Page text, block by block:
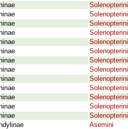
Solenopterini
Solenopterini
Solenopterini
Solenopterini
Solenopterini
Solenopterini
Solenopterini
Solenopterini
Solenopterini
Solenopterini
Solenopterini
Solenopterini
Solenopterini
Asemini